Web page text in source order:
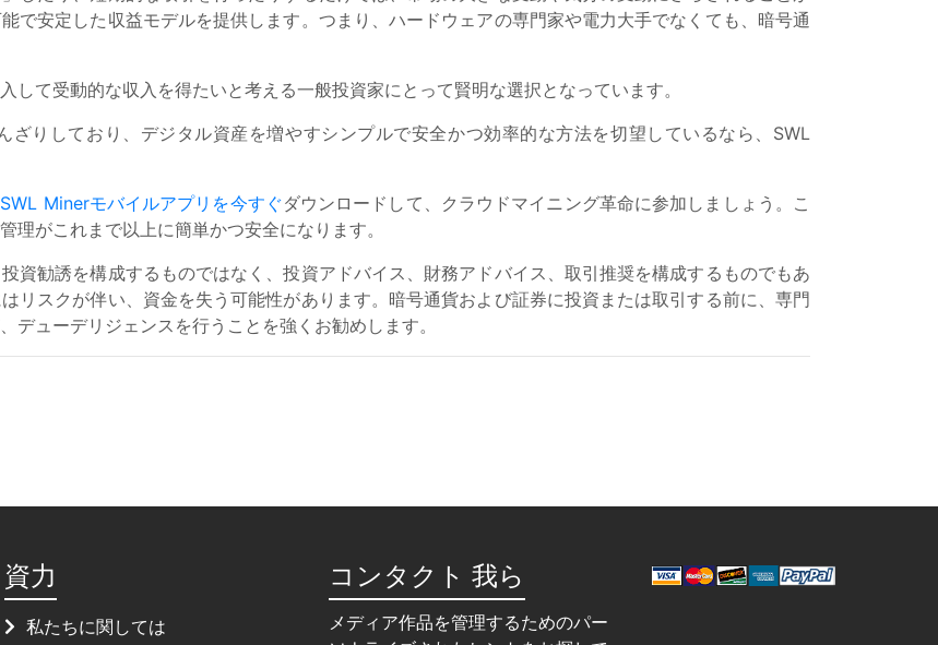
で安定した収益モデルを提供します。つまり、ハードウェアの専門家や電力大手でなくても、暗号通
して受動的な収入を得たいと考える一般投資家にとって賢明な選択となっています。
りしており、デジタル資産を増やすシンプルで安全かつ効率的な方法を切望しているなら、SWL
SWL Minerモバイルアプリを今すぐダウンロードして、クラウドマイニング革命に参加しましょう。こ
がこれまで以上に簡単かつ安全になります。
資勧誘を構成するものではなく、投資アドバイス、財務アドバイス、取引推奨を構成するものでもあ
リスクが伴い、資金を失う可能性があります。暗号通貨および証券に投資または取引する前に、専門
ューデリジェンスを行うことを強くお勧めします。
資力
私たちに関しては
コンタクト 我ら
メディア作品を管理するためのパー